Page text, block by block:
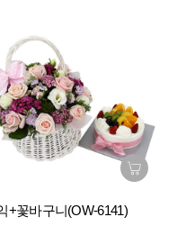
+꽃바구니(OW-6141)